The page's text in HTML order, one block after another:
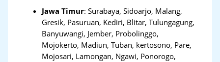
Jawa Timur:Surabaya, Sidoarjo, Malang,
Gresik, Pasuruan, Kediri, Blitar, Tulungagung,
Banyuwangi, Jember, Probolinggo,
Mojokerto, Madiun, Tuban, kertosono, Pare,
Mojosari, Lamongan, Ngawi, Ponorogo,